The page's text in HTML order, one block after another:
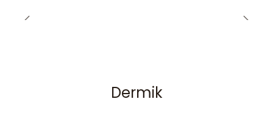
Dermik